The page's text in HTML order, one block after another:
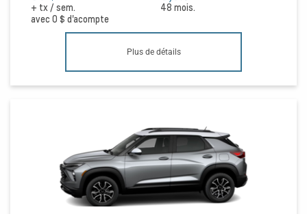
+ tx / sem.
48 mois.
avec0 $ d'acompte
Plus de détails